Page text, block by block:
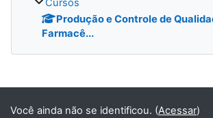
Produção e Controle de
Farmacê...
Blocos
Você ainda não se identificou. (Acessar)